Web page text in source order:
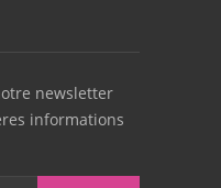
newsletter
informations